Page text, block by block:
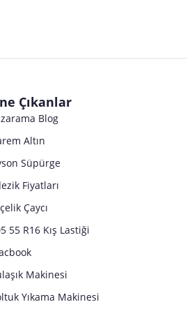
Çıkanlar
Blog
Altın
Süpürge
Fiyatları
Çaycı
55 R16 Kış Lastiği
Makinesi
Yıkama Makinesi